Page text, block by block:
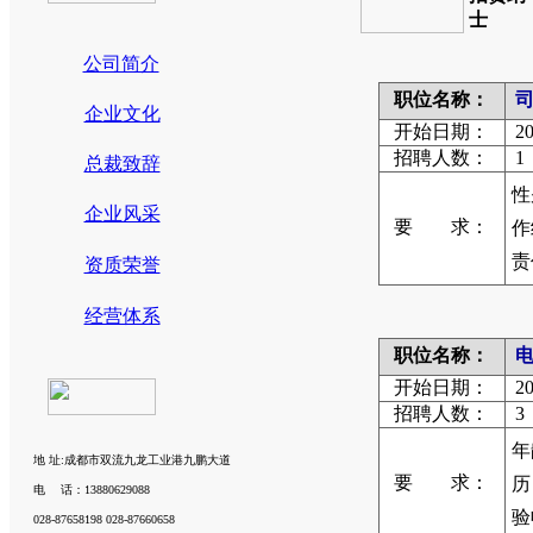
公司简介
企业文化
总裁致辞
企业风采
资质荣誉
经营体系
地 址:成都市双流九龙工业港九鹏大道
电 话：13880629088
028-87658198 028-87660658
士
职位名称：
开始日期：
招聘人数：
1
要 求：
职位名称：
开始日期：
招聘人数：
3
要 求：